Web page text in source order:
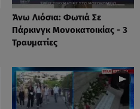
Άνω Λιόσια: Φωτιά Σε
Πάρκινγκ Μονοκατοικίας - 3
Τραυματίες